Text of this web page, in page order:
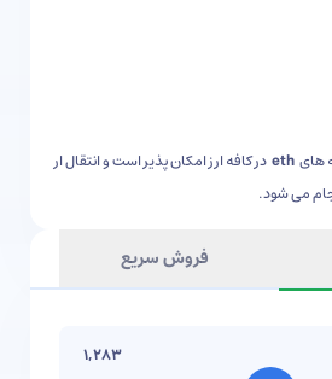
های eth در کافه ارز امکان پذیر است و انتقال ار
می شود.
فروش سریع